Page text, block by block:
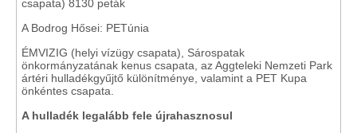
csapata) 8130 peták
A Bodrog Hősei: PETúnia
ÉMVIZIG (helyi vízügy csapata), Sárospatak
önkormányzatának kenus csapata, az Aggteleki Nemzeti Park
ártéri hulladékgyűjtő különítménye, valamint a PET Kupa
önkéntes csapata.
A hulladék legalább fele újrahasznosul